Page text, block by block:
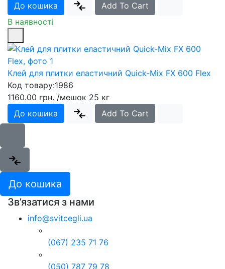
До кошика
Add To Cart
В наявності
Клей для плитки еластичний Quick-Mix FX 600 Flex
Код товару:1986
1160.00 грн. /мешок 25 кг
До кошика
Add To Cart
До кошика
Зв’язатися з нами
info@svitcegli.ua
(067) 235 71 76
(050) 787 79 78